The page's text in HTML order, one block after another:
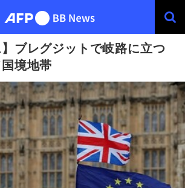
】ブレグジットで岐路に立つ
境地帯